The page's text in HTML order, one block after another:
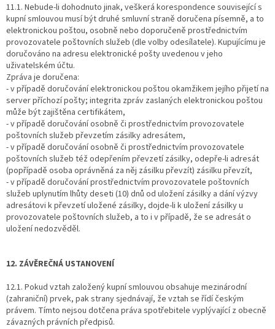
11.1. Nebude-li dohodnuto jinak, veškerá korespondence související s
kupní smlouvou musí být druhé smluvní straně doručena písemně, a to
elektronickou poštou, osobně nebo doporučeně prostřednictvím
provozovatele poštovních služeb (dle volby odesílatele). Kupujícímu je
doručováno na adresu elektronické pošty uvedenou v jeho
uživatelském účtu.
Zpráva je doručena:
- v případě doručování elektronickou poštou okamžikem jejího přijetí na
server příchozí pošty; integrita zpráv zaslaných elektronickou poštou
může být zajištěna certifikátem,
- v případě doručování osobně či prostřednictvím provozovatele
poštovních služeb převzetím zásilky adresátem,
- v případě doručování osobně či prostřednictvím provozovatele
poštovních služeb též odepřením převzetí zásilky, odepře-li adresát
(popřípadě osoba oprávněná za něj zásilku převzít) zásilku převzít,
- v případě doručování prostřednictvím provozovatele poštovních
služeb uplynutím lhůty deseti (10) dnů od uložení zásilky a dání výzvy
adresátovi k převzetí uložené zásilky, dojde-li k uložení zásilky u
provozovatele poštovních služeb, a to i v případě, že se adresát o
uložení nedozvěděl.
12. ZÁVĚREČNÁ USTANOVENÍ
12.1. Pokud vztah založený kupní smlouvou obsahuje mezinárodní
(zahraniční) prvek, pak strany sjednávají, že vztah se řídí českým
právem. Tímto nejsou dotčena práva spotřebitele vyplývající z obecně
závazných právních předpisů.